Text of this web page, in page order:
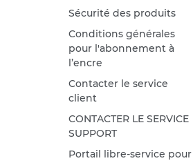
Sécurité des produits
Conditions générales
pour l'abonnement à
l’encre
Contacter le service
client
CONTACTER LE SERVICE
SUPPORT
Portail libre-service pour